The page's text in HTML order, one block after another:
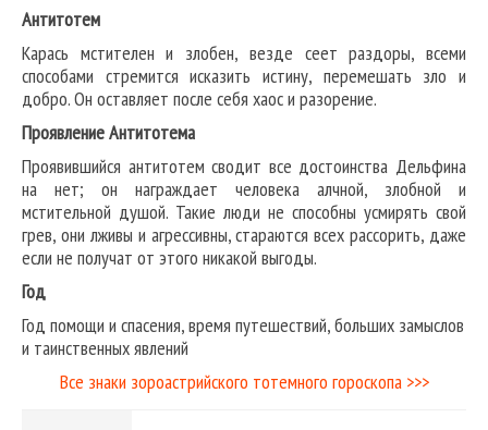
Антитотем
Карась мстителен и злобен, везде сеет раздоры, всеми
способами стремится исказить истину, перемешать зло и
добро. Он оставляет после себя хаос и разорение.
Проявление Антитотема
Проявившийся антитотем сводит все достоинства Дельфина
на нет; он награждает человека алчной, злобной и
мстительной душой. Такие люди не способны усмирять свой
грев, они лживы и агрессивны, стараются всех рассорить, даже
если не получат от этого никакой выгоды.
Год
Год помощи и спасения, время путешествий, больших замыслов
и таинственных явлений
Все знаки зороастрийского тотемного гороскопа >>>